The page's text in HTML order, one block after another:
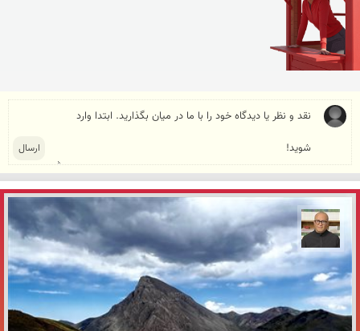
مازیار ذاکری